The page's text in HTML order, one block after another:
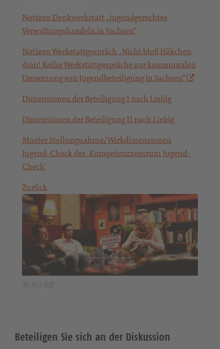
Notizen Denkwerkstatt „jugendgerechtes
Verwaltungshandeln in Sachsen“
Notizen Werkstattgespräch „Nicht bloß Häkchen
dran! Reihe Werkstattgespräche zur kommunalen
Umsetzung von Jugendbeteiligung in Sachsen“
Dimensionen der Beteiligung I nach Liebig
Dimensionen der Beteiligung II nach Liebig
Muster Stellungnahme/Wirkdimensionen
Jugend-Check des ‚Kompetenzzentrum Jugend-
Check‘
Zurück
Beteiligen Sie sich an der Diskussion